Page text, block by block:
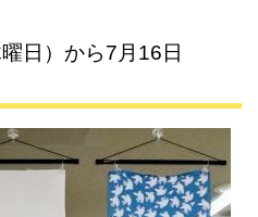
日）から7月16日